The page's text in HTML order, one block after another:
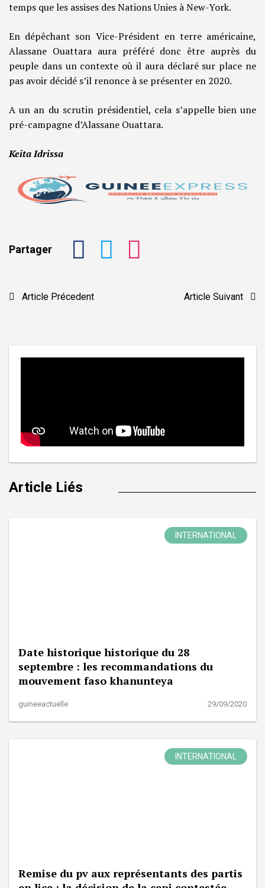
temps que les assises des Nations Unies à New-York.
En dépêchant son Vice-Président en terre américaine,
Alassane Ouattara aura préféré donc être auprès du
peuple dans un contexte où il aura déclaré sur place ne
pas avoir décidé s’il renonce à se présenter en 2020.
A un an du scrutin présidentiel, cela s’appelle bien une
pré-campagne d’Alassane Ouattara.
Keita Idrissa
Partager
Article Précedent Article Suivant
Article Liés
INTERNATIONAL
Date historique historique du 28
septembre : les recommandations du
mouvement faso khanunteya
guineeactuelle 29/09/2020
INTERNATIONAL
Remise du pv aux représentants des partis